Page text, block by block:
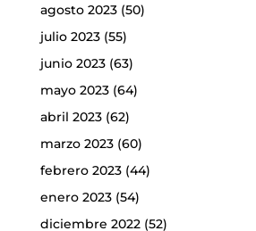
agosto 2023(50)
julio 2023(55)
junio 2023(63)
mayo 2023(64)
abril 2023(62)
marzo 2023(60)
febrero 2023(44)
enero 2023(54)
diciembre 2022(52)